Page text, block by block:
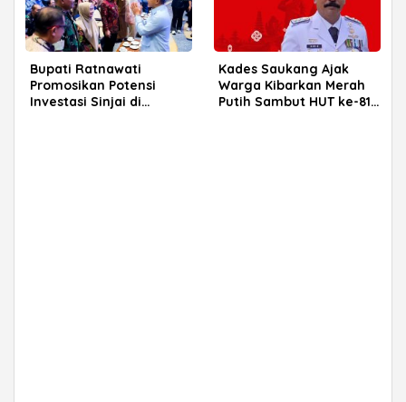
Bupati Ratnawati
Promosikan Potensi
Investasi Sinjai di
Kades Saukang Ajak
Warga Kibarkan Merah
Putih Sambut HUT ke-81